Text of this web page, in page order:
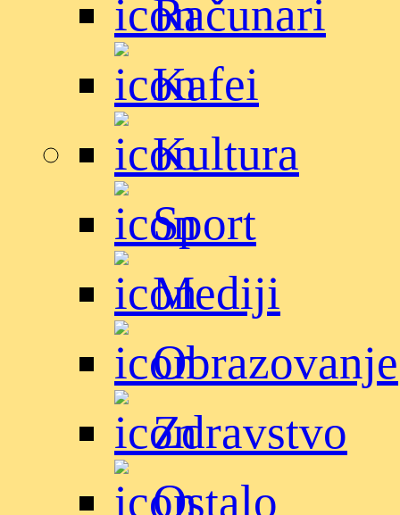
Računari
Kafei
Kultura
Sport
Mediji
Obrazovanje
Zdravstvo
Ostalo